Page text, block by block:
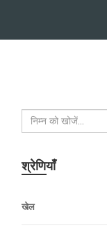
श्रेणियाँ
खेल